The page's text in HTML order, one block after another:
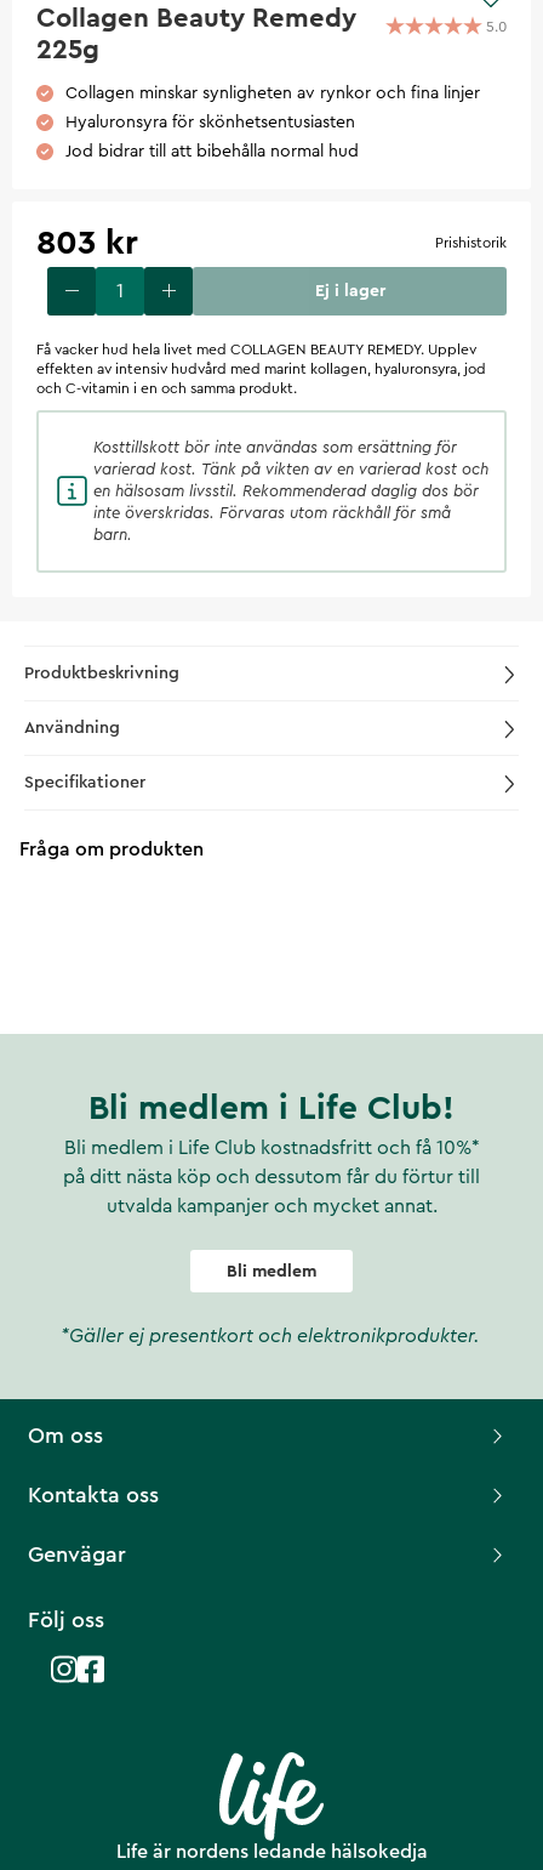
Collagen Beauty Remedy
225g
5.0
Collagen minskar synligheten av rynkor och fina linjer
Hyaluronsyra för skönhetsentusiasten
Jod bidrar till att bibehålla normal hud
803 kr Prishistorik
Ej i lager
Få vacker hud hela livet med COLLAGEN BEAUTY REMEDY. Upplev
effekten av intensiv hudvård med marint kollagen, hyaluronsyra, jod
och C-vitamin i en och samma produkt.
Kosttillskott bör inte användas som ersättning för
varierad kost. Tänk på vikten av en varierad kost och
en hälsosam livsstil. Rekommenderad daglig dos bör
inte överskridas. Förvaras utom räckhåll för små
barn.
Produktbeskrivning
Användning
Specifikationer
Fråga om produkten
Bli medlem i Life Club!
Bli medlem i Life Club kostnadsfritt och få 10%*
på ditt nästa köp och dessutom får du förtur till
utvalda kampanjer och mycket annat.
Bli medlem
*Gäller ej presentkort och elektronikprodukter.
Life är nordens ledande hälsokedja
Om oss
Kontakta oss
Genvägar
Följ oss